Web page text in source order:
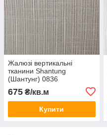
Жалюзі вертикальні
тканини Shantung
(Шантунг) 0836
675 ₴/кв.м
Купити